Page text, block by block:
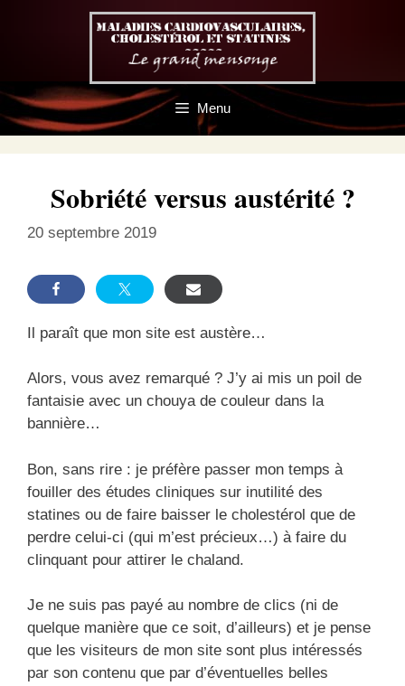
Menu
Sobriété versus austérité ?
20 septembre 2019
Il paraît que mon site est austère…
Alors, vous avez remarqué ? J’y ai mis un poil de
fantaisie avec un chouya de couleur dans la
bannière…
Bon, sans rire : je préfère passer mon temps à
fouiller des études cliniques sur inutilité des
statines ou de faire baisser le cholestérol que de
perdre celui-ci (qui m’est précieux…) à faire du
clinquant pour attirer le chaland.
Je ne suis pas payé au nombre de clics (ni de
quelque manière que ce soit, d’ailleurs) et je pense
que les visiteurs de mon site sont plus intéressés
par son contenu que par d’éventuelles belles